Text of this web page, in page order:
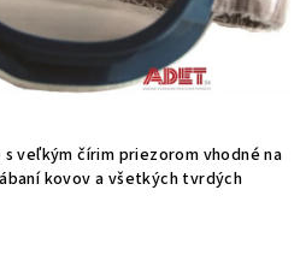
veľkým čírim priezorom vhodné na
kovov a všetkých tvrdých